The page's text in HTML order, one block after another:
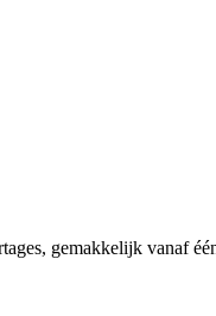
gemakkelijk vanaf